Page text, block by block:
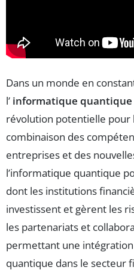
Dans un monde en
l’ informatique quantique
révolution potentielle pour
combinaison des
entreprises et des
l’informatique quantique
dont les institutions
investissent et gèrent les
les partenariats et
permettant une
quantique dans le secteur